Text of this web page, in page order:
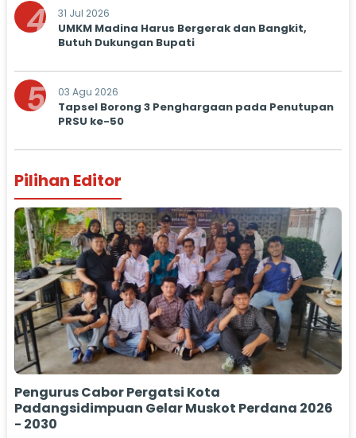
4 31 Jul 2026
UMKM Madina Harus Bergerak dan Bangkit,
Butuh Dukungan Bupati
5 03 Agu 2026
Tapsel Borong 3 Penghargaan pada Penutupan
PRSU ke-50
Pilihan Editor
Pengurus Cabor Pergatsi Kota
Padangsidimpuan Gelar Muskot Perdana 2026
- 2030